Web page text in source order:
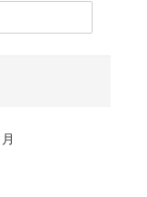
月